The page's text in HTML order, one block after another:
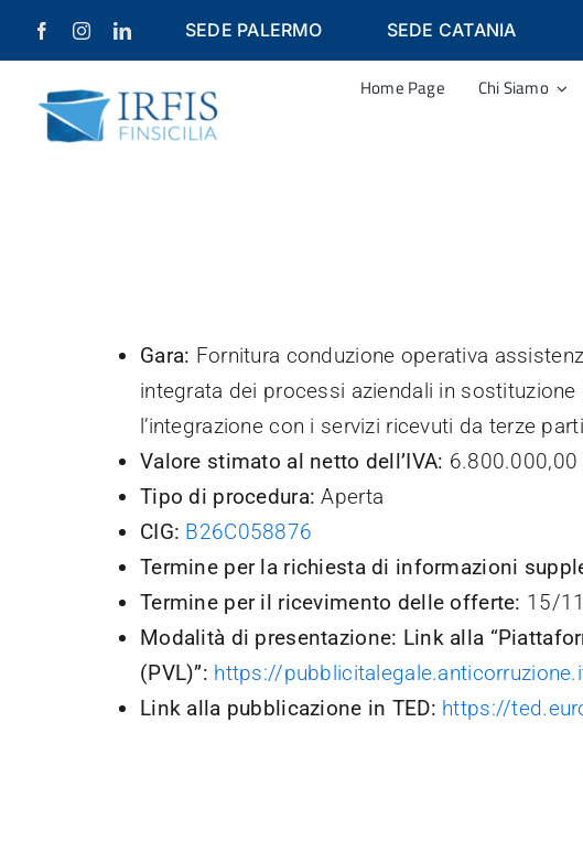
Salta
contenuto
SEDE PALERMO SEDE CATANIA
Home Page Chi Siamo
Gara: Fornitura conduzione operativa
integrata dei processi aziendali in
l’integrazione con i servizi ricevuti da terze
Valore stimato al netto dell’IVA: 6.800.000,00
Tipo di procedura: Aperta
CIG: B26C058876
Termine per la richiesta di informazioni
Termine per il ricevimento delle offerte: 15/
Modalità di presentazione: Link alla
(PVL)”: https://
Link alla pubblicazione in TED: https://